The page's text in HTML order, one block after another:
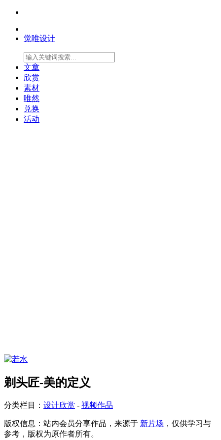
觉唯设计
文章
欣赏
素材
唯然
兑换
活动
剃头匠-美的定义
分类栏目： 设计欣赏 - 视频作品
版权信息： 站内会员分享作品，来源于 新片场 ，仅供学习与
参考，版权为原作者所有。